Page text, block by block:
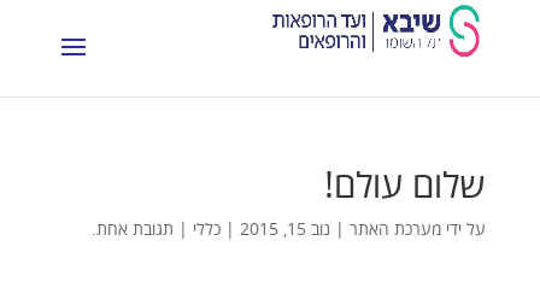
שלום עולם!
על ידי מערכת האתר| נוב 15, 2015 | כללי | תגובת אחת.